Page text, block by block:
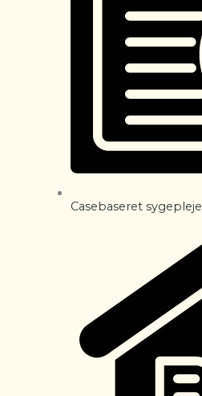
Casebaseret sygepleje